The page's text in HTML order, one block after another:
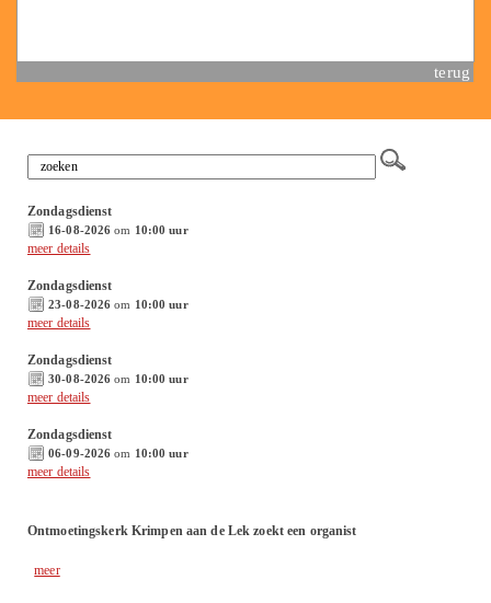
terug
Zondagsdienst
16-08-2026 om 10:00 uur
meer details
Zondagsdienst
23-08-2026 om 10:00 uur
meer details
Zondagsdienst
30-08-2026 om 10:00 uur
meer details
Zondagsdienst
06-09-2026 om 10:00 uur
meer details
Ontmoetingskerk Krimpen aan de Lek zoekt een organist
meer